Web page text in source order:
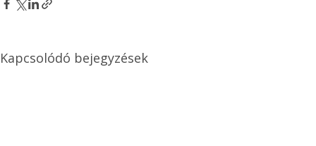
Kapcsolódó bejegyzések